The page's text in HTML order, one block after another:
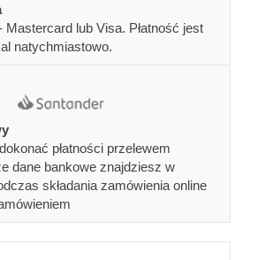
Mastercard lub Visa. Płatność jest
natychmiastowo.
płatności przelewem
dane bankowe znajdziesz w
składania zamówienia online